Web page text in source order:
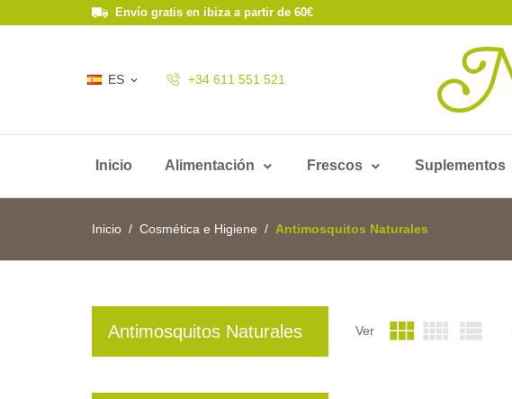
Envío gratis en ibiza a partir de 60€
ES  +34 611 551 521
Inicio Alimentación Frescos Suplementos
Inicio Cosmética e Higiene Antimosquitos Naturales
Antimosquitos Naturales Ver   